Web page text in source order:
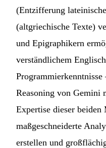
(Entzifferung
(altgriechische Texte)
und Epigraphikern
verständlichem
Reasoning von Gemini
Expertise dieser beiden
maßgeschneiderte
erstellen und